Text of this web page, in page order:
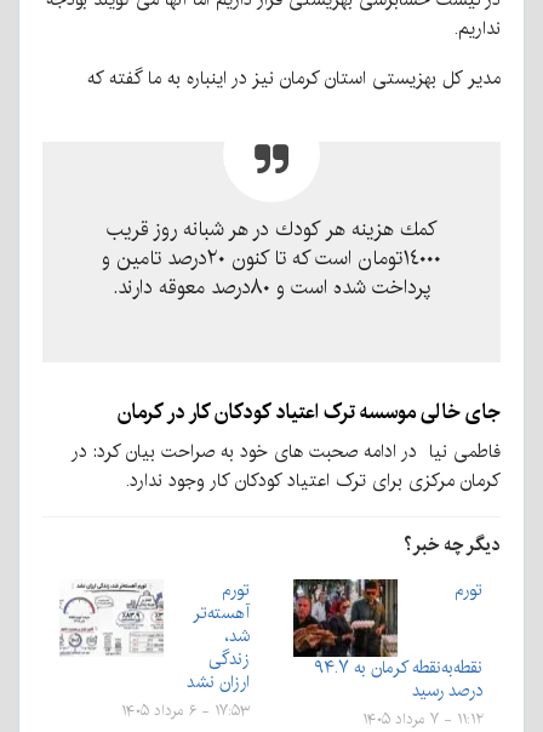
نداریم.
مدیر کل بهزیستی استان کرمان نیز در اینباره به ما گفته که
كمك هزينه هر كودك در هر شبانه روز قريب
١٤٠٠٠تومان است كه تا كنون ٢٠درصد تامين و
پرداخت شده است و ٨٠درصد معوقه دارند.
جای خالی موسسه ترک اعتیاد کودکان کار در کرمان
فاطمی نیا در ادامه صحبت های خود به صراحت بیان کرد: در
کرمان مرکزی برای ترک اعتیاد کودکان کار وجود ندارد.
دیگر چه خبر؟
تورم
نقطه‌به‌نقطه کرمان به ۹۴.۷
درصد رسید
۱۱:۱۲ - ۷ مرداد ۱۴۰۵
تورم
آهسته‌تر
شد،
زندگی
ارزان نشد
۱۷:۵۳ - ۶ مرداد ۱۴۰۵